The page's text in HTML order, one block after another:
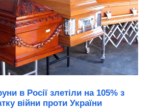
в Росії злетіли на 105% з
війни проти України